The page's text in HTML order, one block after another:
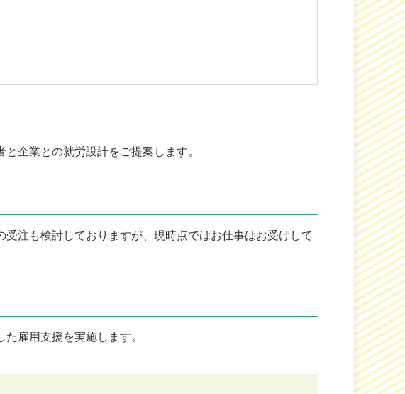
企業との就労設計をご提案します。
注も検討しておりますが、現時点ではお仕事はお受けして
雇用支援を実施します。